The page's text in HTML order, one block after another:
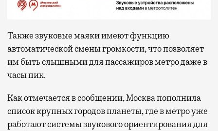
Также звуковые маяки имеют функцию
автоматической смены громкости, что позволяет
им быть слышными для пассажиров метро даже в
часы пик.
Как отмечается в сообщении, Москва пополнила
список крупных городов планеты, где в метро уже
работают системы звукового ориентирования для